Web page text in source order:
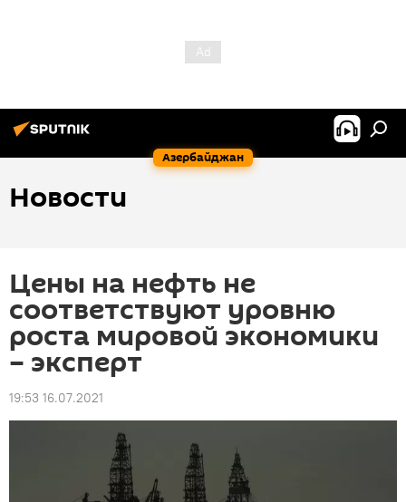
Азербайджан
Новости
Цены на нефть не
соответствуют уровню
роста мировой экономики
– эксперт
19:53 16.07.2021